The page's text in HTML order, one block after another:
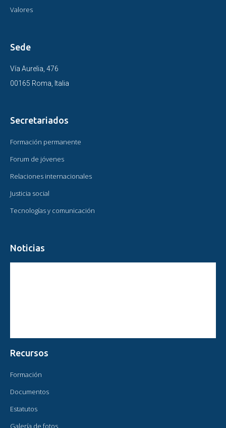
Valores
Sede
Vía Aurelia, 476
00165 Roma, Italia
Secretariados
Formación permanente
Forum de jóvenes
Relaciones internacionales
Justicia social
Tecnologías y comunicación
Noticias
Recursos
Formación
Documentos
Estatutos
Galería de fotos